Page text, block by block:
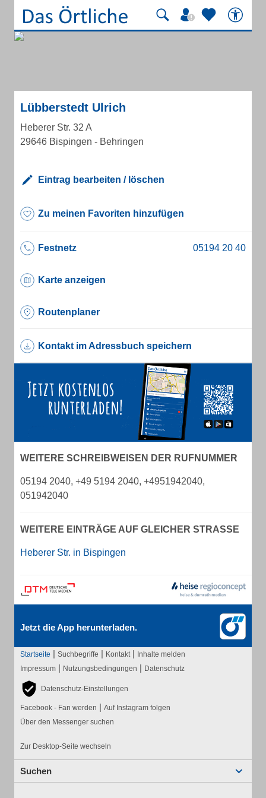
Lübberstedt Ulrich
Heberer Str. 32 A
29646 Bispingen - Behringen
Eintrag bearbeiten / löschen
Zu meinen Favoriten hinzufügen
Festnetz
Karte anzeigen
Routenplaner
Kontakt im Adressbuch speichern
WEITERE SCHREIBWEISEN DER RUFNUMMER
05194 2040, +49 5194 2040, +4951942040,
051942040
WEITERE EINTRÄGE AUF GLEICHER STRASSE
Heberer Str. in Bispingen
Jetzt die App herunterladen.
Startseite | Suchbegriffe | Kontakt | Inhalte melden
Impressum | Nutzungsbedingungen | Datenschutz
Datenschutz-Einstellungen
Facebook - Fan werden | Auf Instagram folgen
Über den Messenger suchen
Zur Desktop-Seite wechseln
Suchen